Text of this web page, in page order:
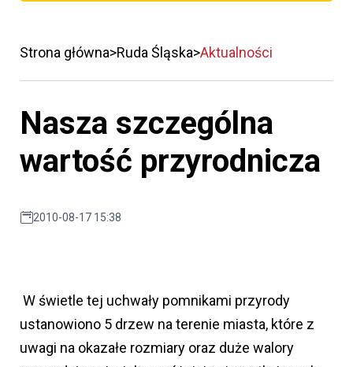
Strona główna Ruda Śląska Aktualności
Nasza szczególna
wartość przyrodnicza
2010-08-17 15:38
W świetle tej uchwały pomnikami przyrody
ustanowiono 5 drzew na terenie miasta, które z
uwagi na okazałe rozmiary oraz duże walory